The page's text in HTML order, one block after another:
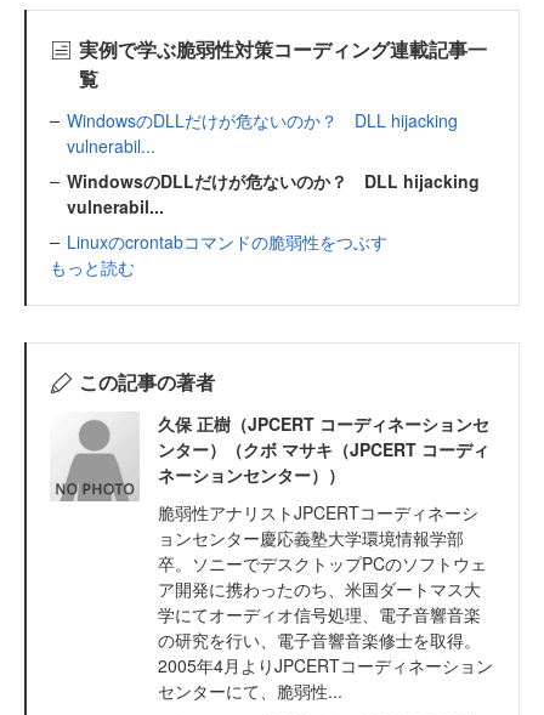
実例で学ぶ脆弱性対策コーディング連載記事一
覧
WindowsのDLLだけが危ないのか？ DLL hijacking
vulnerabil...
WindowsのDLLだけが危ないのか？ DLL hijacking
vulnerabil...
Linuxのcrontabコマンドの脆弱性をつぶす
もっと読む
この記事の著者
久保 正樹（JPCERT コーディネーションセ
ンター）（クボ マサキ（JPCERT コーディ
ネーションセンター））
脆弱性アナリストJPCERTコーディネーシ
ョンセンター慶応義塾大学環境情報学部
卒。ソニーでデスクトップPCのソフトウェ
ア開発に携わったのち、米国ダートマス大
学にてオーディオ信号処理、電子音響音楽
の研究を行い、電子音響音楽修士を取得。
2005年4月よりJPCERTコーディネーション
センターにて、脆弱性...